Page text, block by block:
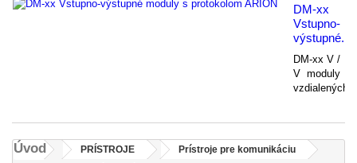
DM-xx
Vstupno-
výstupné...
DM-xx V /
V moduly
vzdialených...
Úvod PRÍSTROJE
Prístroje pre komunikáciu